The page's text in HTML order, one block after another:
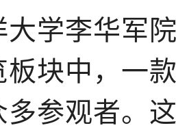
大学李华军
块中，一
参观者。